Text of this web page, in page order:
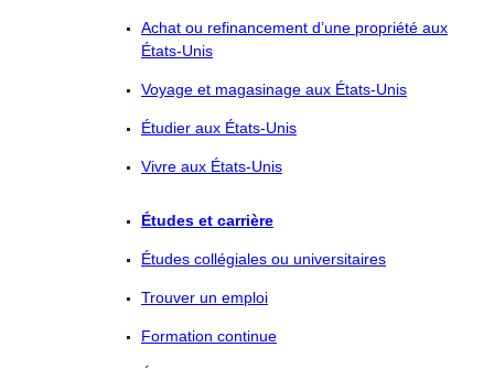
Achat ou refinancement d’une propriété aux
États-Unis
Voyage et magasinage aux États-Unis
Étudier aux États-Unis
Vivre aux États-Unis
Études et carrière
Études collégiales ou universitaires
Trouver un emploi
Formation continue